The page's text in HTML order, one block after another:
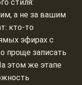
стиля:
а не за вашим
кто‑то
эфирах с
проще записать
этом же этапе